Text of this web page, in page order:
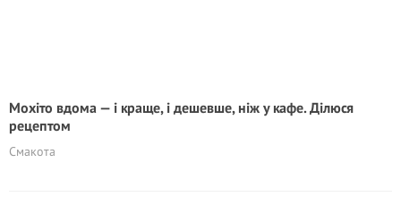
Мохіто вдома — і краще, і дешевше, ніж у кафе. Ділюся
рецептом
Смакота